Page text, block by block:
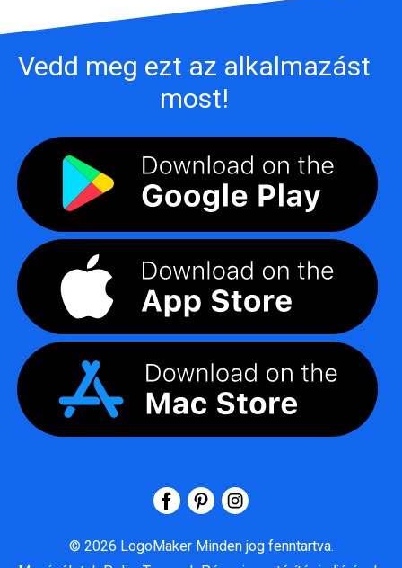
Vedd meg ezt az alkalmazást
most!
© 2026 LogoMaker Minden jog fenntartva.